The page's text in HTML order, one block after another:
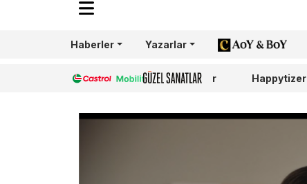
Haberler Yazarlar AoY/BoY
Castrol Güzel Sanatlar Happytizer